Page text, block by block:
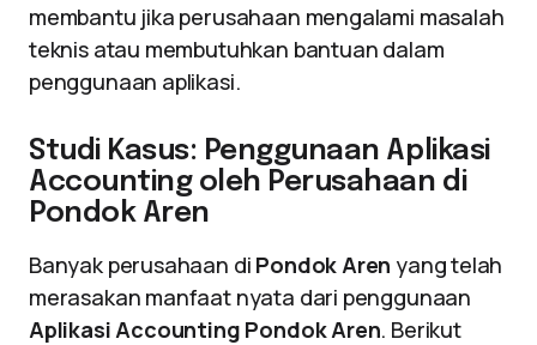
membantu jika perusahaan mengalami masalah
teknis atau membutuhkan bantuan dalam
penggunaan aplikasi.
Studi Kasus: Penggunaan Aplikasi
Accounting oleh Perusahaan di
Pondok Aren
Banyak perusahaan di Pondok Aren yang telah
merasakan manfaat nyata dari penggunaan
Aplikasi Accounting Pondok Aren. Berikut